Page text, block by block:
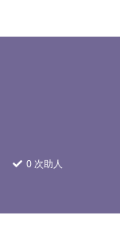
0 次助人